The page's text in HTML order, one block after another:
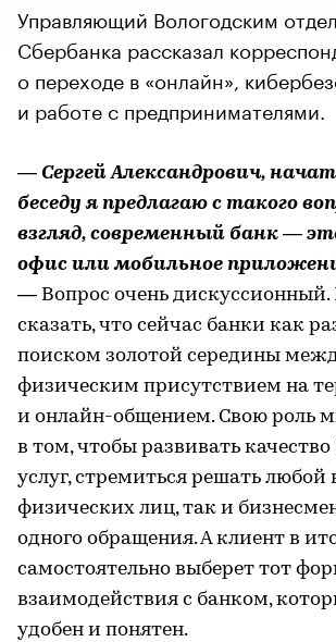
Управляющий Вологодским
Сбербанка рассказал
о переходе в «онлайн»,
и работе с предпринимателями.
— Сергей Александрович,
беседу я предлагаю с такого
взгляд, современный банк —
офис или мобильное
— Вопрос очень
сказать, что сейчас банки как
поиском золотой середины
физическим присутствием на
и онлайн-общением. Свою роль
в том, чтобы развивать
услуг, стремиться решать любой
физических лиц, так и
одного обращения. А клиент в
самостоятельно выберет тот
взаимодействия с банком,
удобен и понятен.